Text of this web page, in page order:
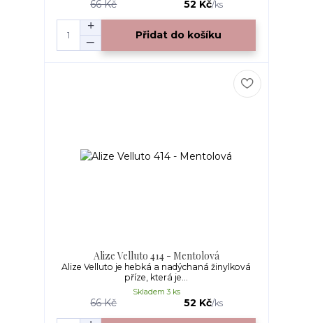
66 Kč 52 Kč/ks
Přidat do košíku
Alize Velluto 414 - Mentolová
Alize Velluto je hebká a nadýchaná žinylková
příze, která je...
66 Kč 52 Kč/ks
Skladem 3 ks